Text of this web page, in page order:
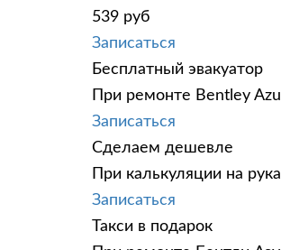
539 руб
Записаться
Бесплатный эвакуатор
При ремонте Bentley
Записаться
Сделаем дешевле
При калькуляции на
Записаться
Такси в подарок